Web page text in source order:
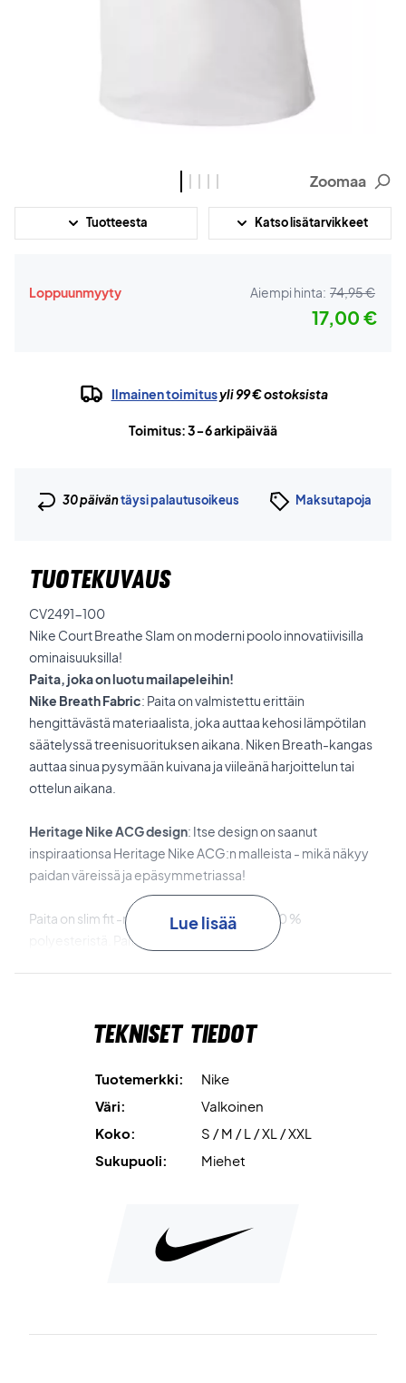
Zoomaa
Tuotteesta Katso lisätarvikkeet
Loppuunmyyty Aiempi hinta: 74,95 €
17,00 €
Ilmainen toimitusyli 99 € ostoksista
Toimitus: 3-6 arkipäivää
30 päiväntäysi palautusoikeus Maksutapoja
TUOTEKUVAUS
CV2491-100
Nike Court Breathe Slam on moderni poolo innovatiivisilla
ominaisuuksilla!
Paita, joka on luotu mailapeleihin!
Nike Breath Fabric: Paita on valmistettu erittäin
hengittävästä materiaalista, joka auttaa kehosi lämpötilan
säätelyssä treenisuorituksen aikana. Niken Breath-kangas
auttaa sinua pysymään kuivana ja viileänä harjoittelun tai
ottelun aikana.
Heritage Nike ACG design: Itse design on saanut
inspiraationsa Heritage Nike ACG:n malleista - mikä näkyy
paidan väreissä ja epäsymmetriassa!
Paita on slim fit -malli ja se on valmistettu 100 %
polyesteristä. Pait on konepestävä.
Lue lisää
Tekniset tiedot
Tuotemerkki:
Nike
Väri:
Valkoinen
Koko:
S / M / L / XL / XXL
Sukupuoli:
Miehet